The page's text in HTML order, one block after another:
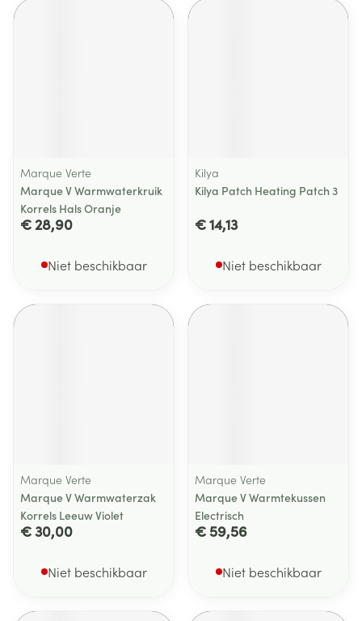
Marque Verte
Marque V Warmwaterkruik
Korrels Hals Oranje
€ 28,90
Niet beschikbaar
Kilya
Kilya Patch Heating Patch 3
€ 14,13
Niet beschikbaar
Marque Verte
Marque V Warmwaterzak
Korrels Leeuw Violet
€ 30,00
Niet beschikbaar
Marque Verte
Marque V Warmtekussen
Electrisch
€ 59,56
Niet beschikbaar